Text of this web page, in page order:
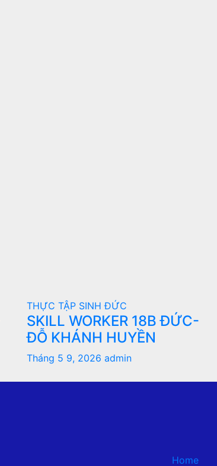
THỰC TẬP SINH ĐỨC
SKILL WORKER 18B ĐỨC-
ĐỖ KHÁNH HUYỀN
Tháng 5 9, 2026 admin
Home